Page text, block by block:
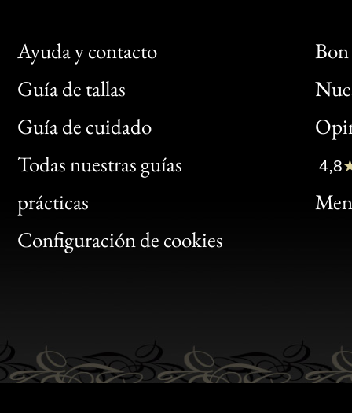
Ayuda y contacto
Guía de tallas
Guía de cuidado
Todas nuestras guías
prácticas
Configuración de cookies
Bon
Clic
Bon
4,8